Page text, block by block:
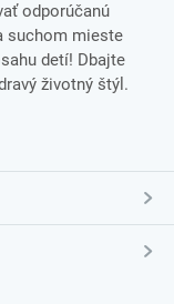
odporúčanú
suchom mieste
detí! Dbajte
životný štýl.